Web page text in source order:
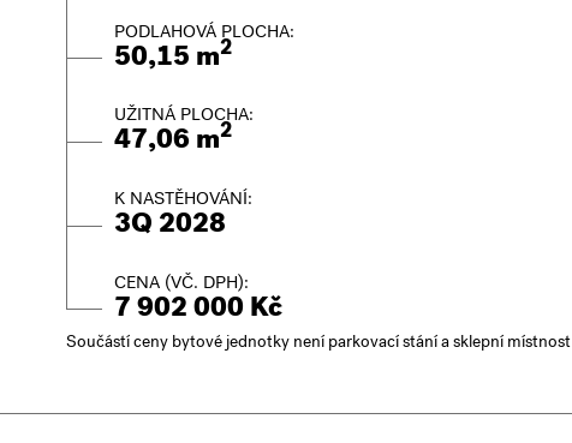
PODLAHOVÁ PLOCHA:
50,15 m2
UŽITNÁ PLOCHA:
47,06 m2
K NASTĚHOVÁNÍ:
3Q 2028
CENA (VČ. DPH):
7 902 000 Kč
Součástí ceny bytové jednotky není parkovací stání a sklepní místnost